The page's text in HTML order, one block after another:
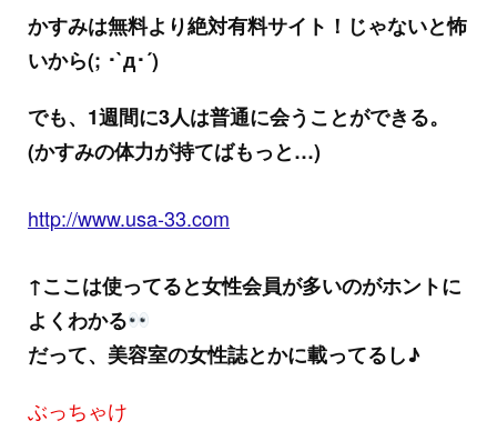
かすみは無料より絶対有料サイト！じゃないと怖
いから(; ･`д･´)
でも、1週間に3人は普通に会うことができる。
(かすみの体力が持てばもっと…)
http://www.usa-33.com
↑ここは使ってると女性会員が多いのがホントに
よくわかる
だって、美容室の女性誌とかに載ってるし♪
ぶっちゃけ